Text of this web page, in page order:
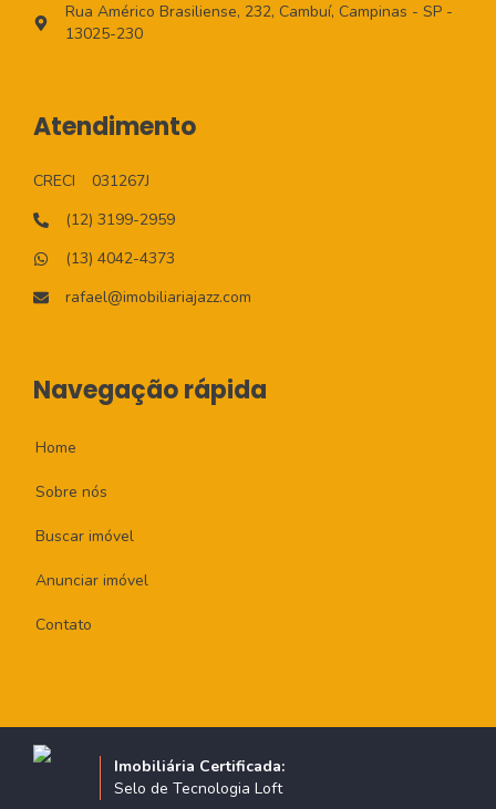
Rua Américo Brasiliense, 232, Cambuí, Campinas - SP -
13025-230
Atendimento
CRECI
031267J
(12) 3199-2959
(13) 4042-4373
rafael@imobiliariajazz.com
Navegação rápida
Home
Sobre nós
Buscar imóvel
Anunciar imóvel
Contato
Imobiliária Certificada:
Selo de Tecnologia Loft